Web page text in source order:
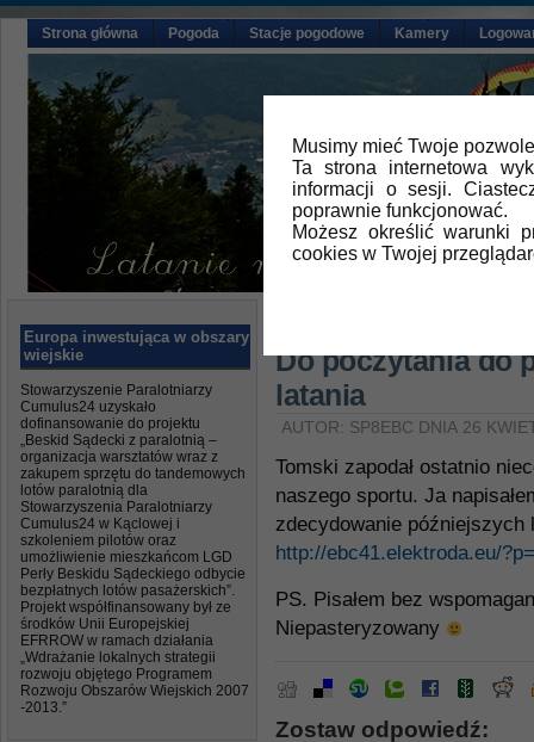
Musimy mieć Twoje
Ta strona internetowa
informacji o sesji.
poprawnie funkcjonować.
Możesz określić warunki
cookies w Twojej
Strona główna Pogoda Stacje pogodowe Kamery
Europa inwestująca w obszary
wiejskie
Stowarzyszenie Paralotniarzy
Cumulus24 uzyskało
dofinansowanie do projektu
„Beskid Sądecki z paralotnią –
organizacja warsztatów wraz z
zakupem sprzętu do tandemowych
lotów paralotnią dla
Stowarzyszenia Paralotniarzy
Cumulus24 w Kąclowej i
szkoleniem pilotów oraz
umożliwienie mieszkańcom LGD
Perły Beskidu Sądeckiego odbycie
bezpłatnych lotów pasażerskich”.
Projekt współfinansowany był ze
środków Unii Europejskiej
EFRROW w ramach działania
„Wdrażanie lokalnych strategii
rozwoju objętego Programem
Rozwoju Obszarów Wiejskich 2007
-2013.”
Do poczytania do
latania
AUTOR: SP8EBC DNIA 26
Tomski zapodał ostatnio
naszego sportu. Ja
zdecydowanie późniejszych
http://ebc41.elektroda.eu/
PS. Pisałem bez
Niepasteryzowany
Zostaw odpowiedź: